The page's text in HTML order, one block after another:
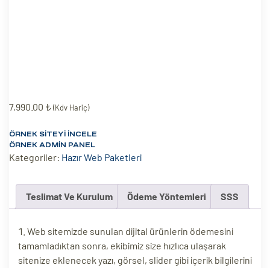
7,990.00 ₺ (Kdv Hariç)
ÖRNEK SITEYI İNCELE
ÖRNEK ADMIN PANEL
Kategoriler: Hazır Web Paketleri
Teslimat Ve Kurulum Ödeme Yöntemleri SSS
Web sitemizde sunulan dijital ürünlerin ödemesini
tamamladıktan sonra, ekibimiz size hızlıca ulaşarak
sitenize eklenecek yazı, görsel, slider gibi içerik bilgilerini